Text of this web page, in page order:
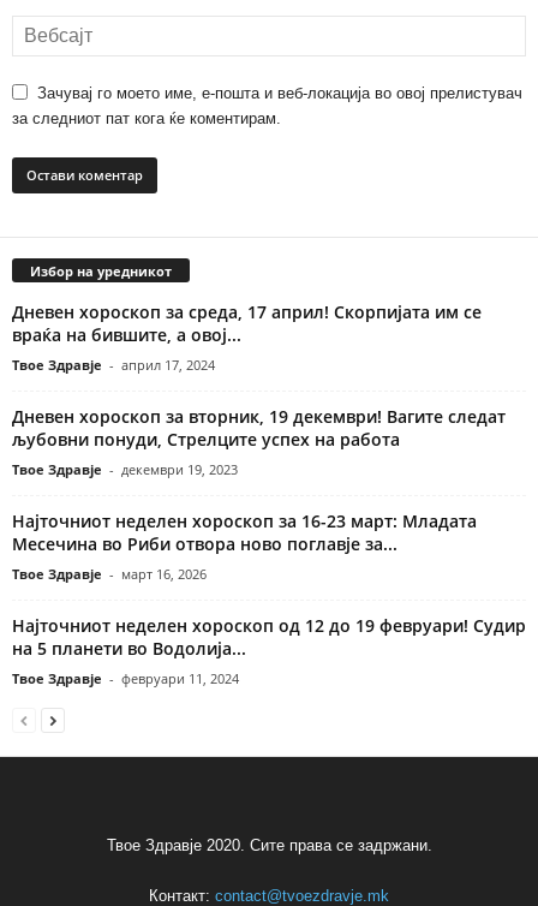
Зачувај го моето име, е-пошта и веб-локација во овој прелистувач
за следниот пат кога ќе коментирам.
Избор на уредникот
Дневен хороскоп за среда, 17 април! Скорпијата им се
враќа на бившите, а овој...
Твое Здравје - април 17, 2024
Дневен хороскоп за вторник, 19 декември! Вагите следат
љубовни понуди, Стрелците успех на работа
Твое Здравје - декември 19, 2023
Најточниот неделен хороскоп за 16-23 март: Младата
Месечина во Риби отвора ново поглавје за...
Твое Здравје - март 16, 2026
Најточниот неделен хороскоп од 12 до 19 февруари! Судир
на 5 планети во Водолија...
Твое Здравје - февруари 11, 2024
Твое Здравје 2020. Сите права се задржани.
Контакт: contact@tvoezdravje.mk